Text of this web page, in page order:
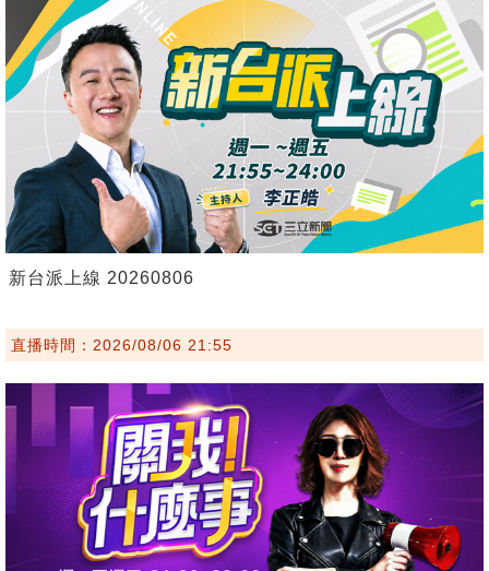
新台派上線 20260806
直播時間：2026/08/06 21:55